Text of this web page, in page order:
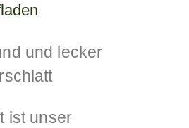
und lecker
ist unser